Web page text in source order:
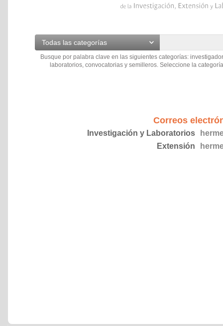
Todas las categorías
Busque por palabra clave en las siguientes categorías:
laboratorios, convocatorias y semilleros. Seleccione la
Correos
Investigación y Laboratorios
Extensión